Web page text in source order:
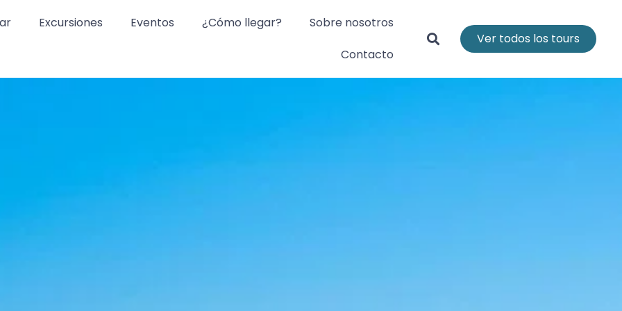
Excursiones Eventos ¿Cómo llegar?
Sobre nosotros
Contacto
Ver todos los tours